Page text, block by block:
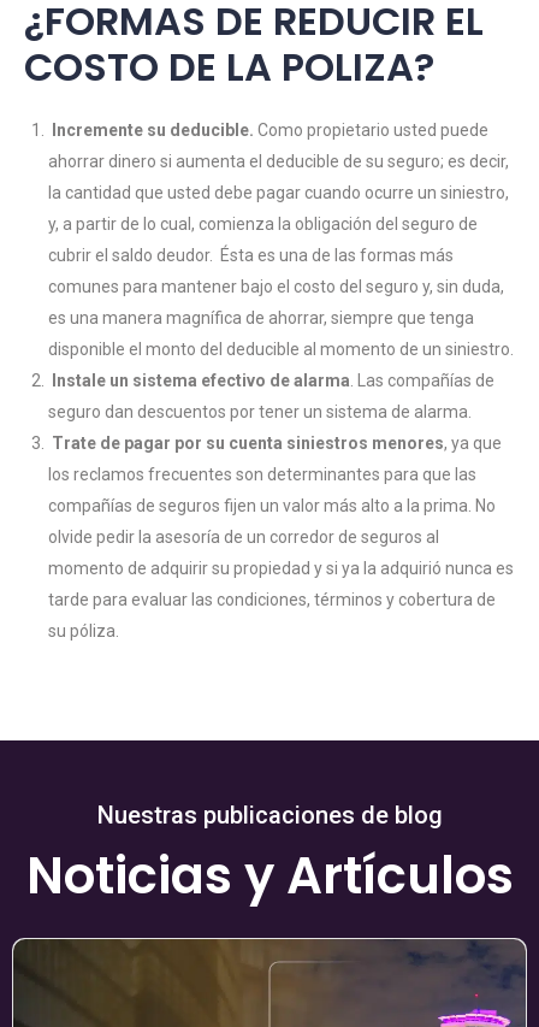
¿FORMAS DE REDUCIR EL
COSTO DE LA POLIZA?
Incremente su deducible. Como propietario usted puede
ahorrar dinero si aumenta el deducible de su seguro; es decir,
la cantidad que usted debe pagar cuando ocurre un siniestro,
y, a partir de lo cual, comienza la obligación del seguro de
cubrir el saldo deudor. Ésta es una de las formas más
comunes para mantener bajo el costo del seguro y, sin duda,
es una manera magnífica de ahorrar, siempre que tenga
disponible el monto del deducible al momento de un siniestro.
Instale un sistema efectivo de alarma . Las compañías de
seguro dan descuentos por tener un sistema de alarma.
Trate de pagar por su cuenta siniestros menores, ya que
los reclamos frecuentes son determinantes para que las
compañías de seguros fijen un valor más alto a la prima. No
olvide pedir la asesoría de un corredor de seguros al
momento de adquirir su propiedad y si ya la adquirió nunca es
tarde para evaluar las condiciones, términos y cobertura de
su póliza.
Nuestras publicaciones de blog
Noticias y Artículos